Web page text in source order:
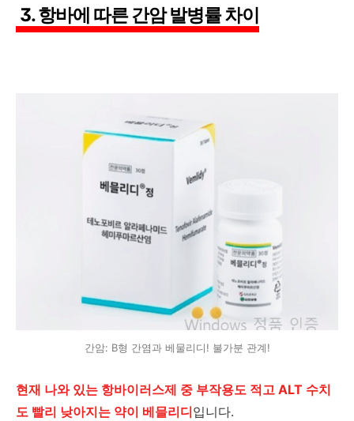
3. 항바에 따른 간암 발병률 차이
간암: B형 간염과 베물리디! 불가분 관계!
현재 나와 있는 항바이러스제 중 부작용도 적고 ALT 수치
도 빨리 낮아지는 약이 베믈리디입니다.